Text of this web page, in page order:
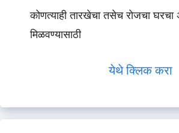
कोणत्याही तारखेचा तसेच रोजचा घरचा
मिळवण्यासाठी
येथे क्लिक करा